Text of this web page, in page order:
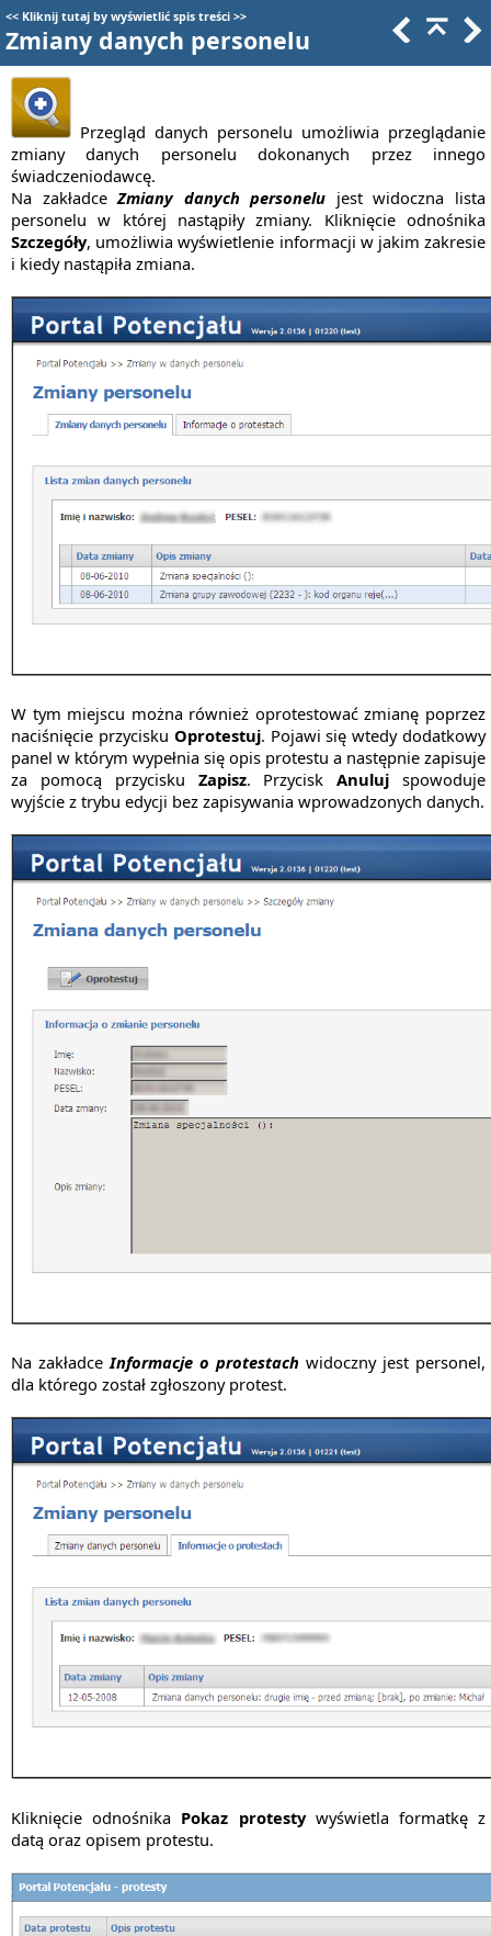
<< Kliknij tutaj by wyświetlić spis treści >>
Zmiany danych personelu
Przegląd danych personelu umożliwia przeglądanie
zmiany danych personelu dokonanych przez innego
świadczeniodawcę.
Na zakładceZmiany danych personelu jest widoczna lista
personelu w której nastąpiły zmiany. Kliknięcie odnośnika
Szczegóły, umożliwia wyświetlenie informacji w jakim zakresie
i kiedy nastąpiła zmiana.
W tym miejscu można również oprotestować zmianę poprzez
naciśnięcie przycisku Oprotestuj. Pojawi się wtedy dodatkowy
panel w którym wypełnia się opis protestu a następnie zapisuje
za pomocą przycisku Zapisz. PrzyciskAnuluj spowoduje
wyjście z trybu edycji bez zapisywania wprowadzonych danych.
Na zakładceInformacje o protestach widoczny jest personel,
dla którego został zgłoszony protest.
Kliknięcie odnośnika Pokaz protestywyświetla formatkę z
datą oraz opisem protestu.